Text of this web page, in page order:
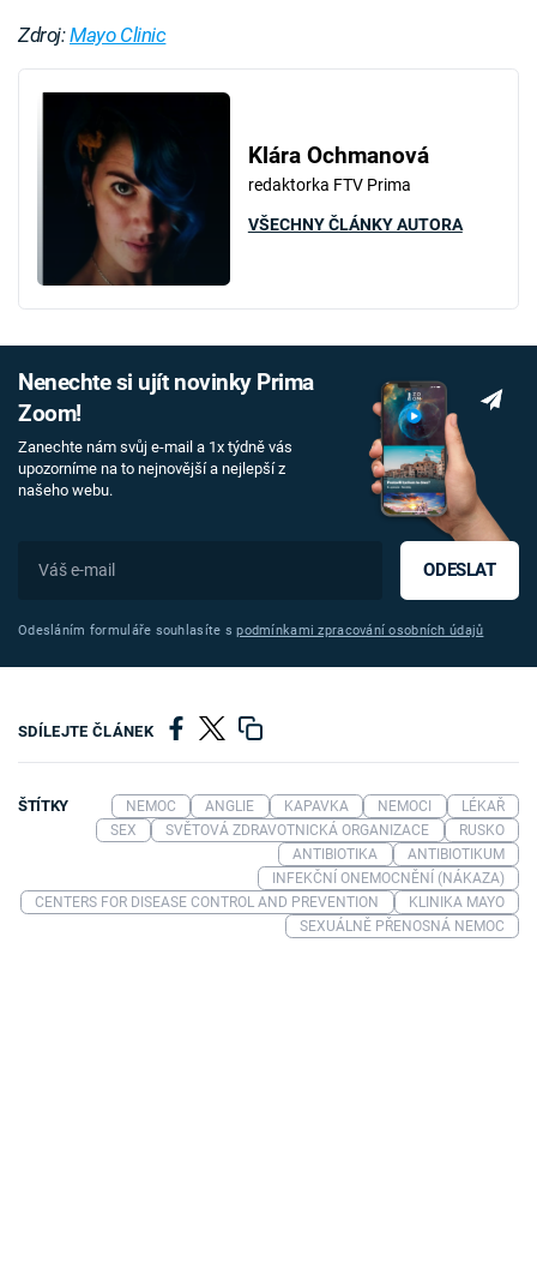
Zdroj:Mayo Clinic
Klára Ochmanová
redaktorka FTV Prima
VŠECHNY ČLÁNKY AUTORA
Nenechte si ujít novinky Prima
Zoom!
Zanechte nám svůj e-mail a 1x týdně vás
upozorníme na to nejnovější a nejlepší z
našeho webu.
ODESLAT
Odesláním formuláře souhlasíte spodmínkami zpracování osobních údajů
SDÍLEJTE ČLÁNEK
ŠTÍTKY NEMOC ANGLIE KAPAVKA NEMOCI
LÉKAŘ
SEX
SVĚTOVÁ ZDRAVOTNICKÁ ORGANIZACE
RUSKO
ANTIBIOTIKA
ANTIBIOTIKUM
INFEKČNÍ ONEMOCNĚNÍ (NÁKAZA)
CENTERS FOR DISEASE CONTROL AND PREVENTION
KLINIKA MAYO
SEXUÁLNĚ PŘENOSNÁ NEMOC